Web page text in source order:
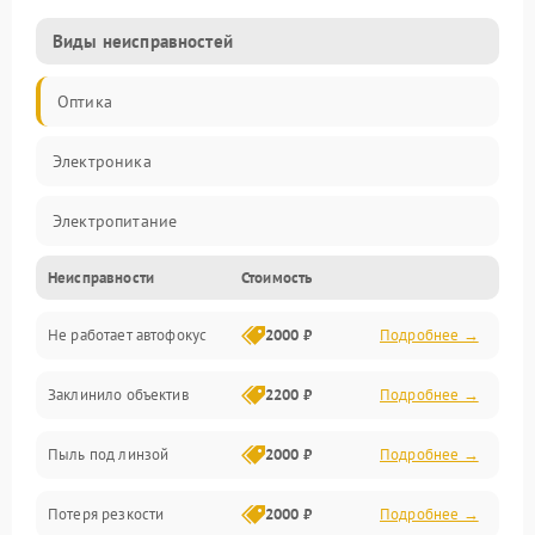
Виды неисправностей
Оптика
Электроника
Электропитание
Видео
Хранение данных
Программное обеспечение
Механические повреждения
Аудио
Неисправности Стоимость
Не работает автофокус 2000 ₽ Подробнее →
Заклинило объектив 2200 ₽ Подробнее →
Пыль под линзой 2000 ₽ Подробнее →
Потеря резкости 2000 ₽ Подробнее →